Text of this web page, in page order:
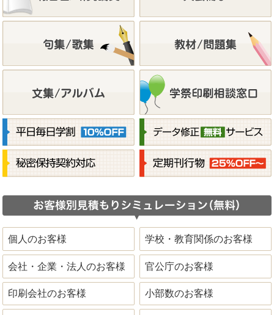
個人のお客様 学校・教育関係のお客様
会社・企業・法人のお客様 官公庁のお客様
印刷会社のお客様 小部数のお客様